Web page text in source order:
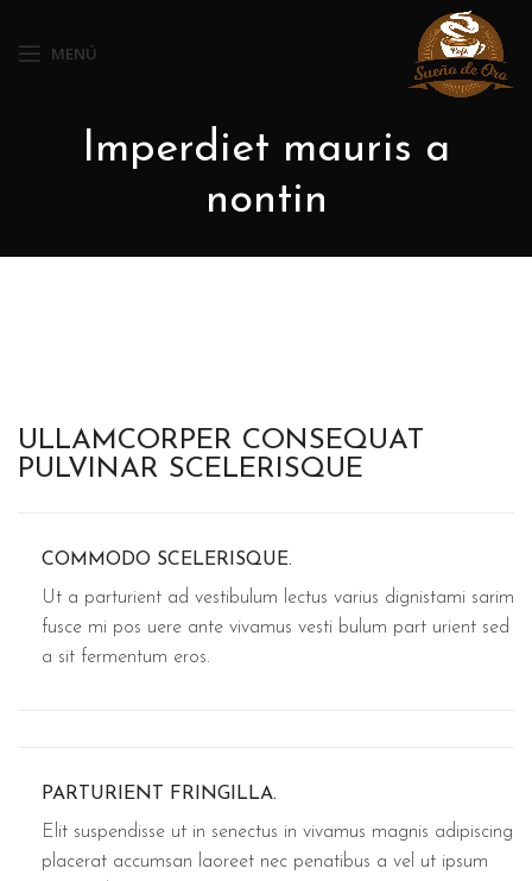
MENÚ
Imperdiet mauris a
nontin
ULLAMCORPER CONSEQUAT
PULVINAR SCELERISQUE
COMMODO SCELERISQUE.
Ut a parturient ad vestibulum lectus varius dignistami sarim
fusce mi pos uere ante vivamus vesti bulum part urient sed
a sit fermentum eros.
PARTURIENT FRINGILLA.
Elit suspendisse ut in senectus in vivamus magnis adipiscing
placerat accumsan laoreet nec penatibus a vel ut ipsum